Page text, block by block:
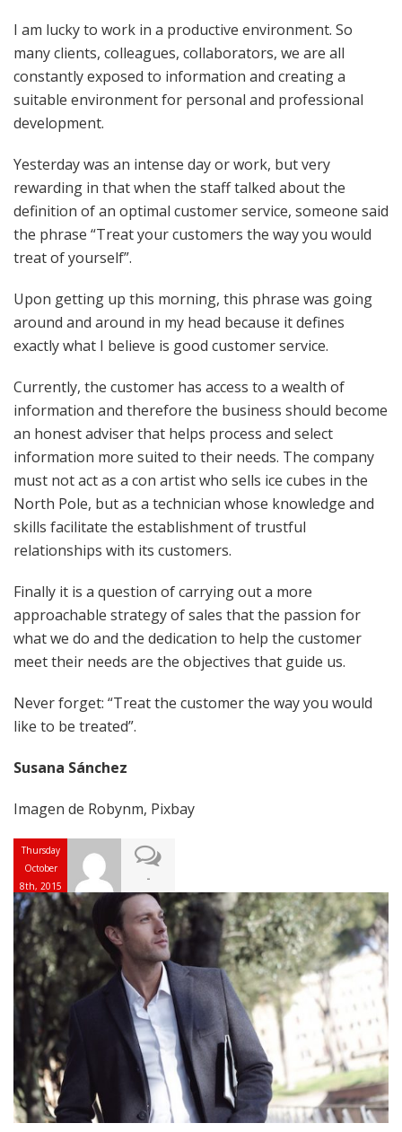
I am lucky to work in a productive environment. So
many clients, colleagues, collaborators, we are all
constantly exposed to information and creating a
suitable environment for personal and professional
development.
Yesterday was an intense day or work, but very
rewarding in that when the staff talked about the
definition of an optimal customer service, someone said
the phrase “Treat your customers the way you would
treat of yourself”.
Upon getting up this morning, this phrase was going
around and around in my head because it defines
exactly what I believe is good customer service.
Currently, the customer has access to a wealth of
information and therefore the business should become
an honest adviser that helps process and select
information more suited to their needs. The company
must not act as a con artist who sells ice cubes in the
North Pole, but as a technician whose knowledge and
skills facilitate the establishment of trustful
relationships with its customers.
Finally it is a question of carrying out a more
approachable strategy of sales that the passion for
what we do and the dedication to help the customer
meet their needs are the objectives that guide us.
Never forget: “Treat the customer the way you would
like to be treated”.
Susana Sánchez
Imagen de Robynm, Pixbay
Thursday
October
8th, 2015
-